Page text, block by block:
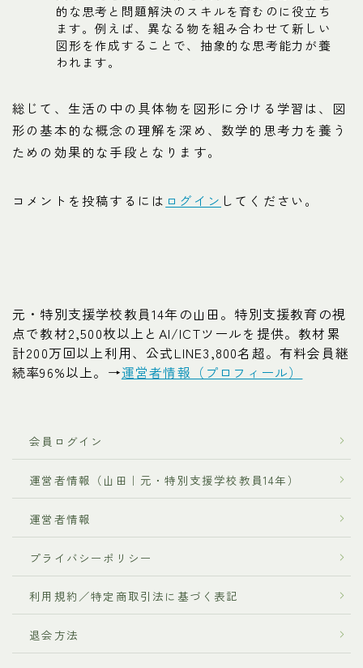
的な思考と問題解決のスキルを育むのに役立ち
ます。例えば、異なる物を組み合わせて新しい
図形を作成することで、抽象的な思考能力が養
われます。
総じて、生活の中の具体物を図形に分ける学習は、図
形の基本的な概念の理解を深め、数学的思考力を養う
ための効果的な手段となります。
コメントを投稿するには ログイン してください。
元・特別支援学校教員14年の山田。特別支援教育の視
点で教材2,500枚以上とAI/ICTツールを提供。教材累
計200万回以上利用、公式LINE3,800名超。有料会員継
続率96%以上。→運営者情報（プロフィール）
会員ログイン
運営者情報（山田｜元・特別支援学校教員14年）
運営者情報
プライバシーポリシー
利用規約／特定商取引法に基づく表記
退会方法